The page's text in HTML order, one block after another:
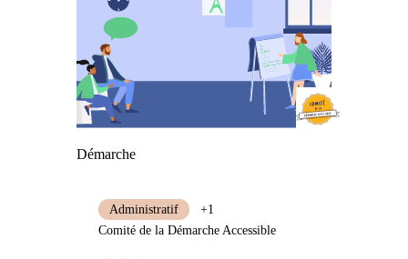
Démarche
Administratif
+1
Comité de la Démarche Accessible